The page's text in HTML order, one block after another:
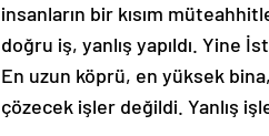
insanların bir kısım
doğru iş, yanlış yapıldı. Yine
En uzun köprü, en yüksek
çözecek işler değildi. Yanlış